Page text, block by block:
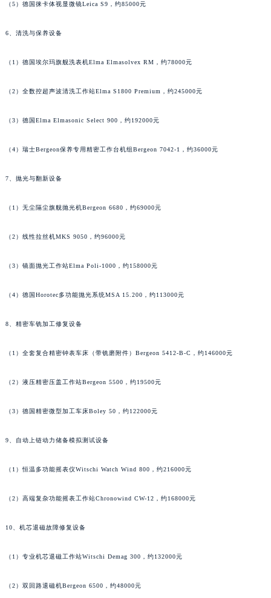
（5）德国徕卡体视显微镜Leica S9，约85000元
6、清洗与保养设备
（1）德国埃尔玛旗舰洗表机Elma Elmasolvex RM，约78000元
（2）全数控超声波清洗工作站Elma S1800 Premium，约245000元
（3）德国Elma Elmasonic Select 900，约192000元
（4）瑞士Bergeon保养专用精密工作台机组Bergeon 7042-1，约36000元
7、抛光与翻新设备
（1）无尘隔尘旗舰抛光机Bergeon 6680，约69000元
（2）线性拉丝机MKS 9050，约96000元
（3）镜面抛光工作站Elma Poli-1000，约158000元
（4）德国Horotec多功能抛光系统MSA 15.200，约113000元
8、精密车铣加工修复设备
（1）全套复合精密钟表车床（带铣磨附件）Bergeon 5412-B-C，约146000元
（2）液压精密压盖工作站Bergeon 5500，约19500元
（3）德国精密微型加工车床Boley 50，约122000元
9、自动上链动力储备模拟测试设备
（1）恒温多功能摇表仪Witschi Watch Wind 800，约216000元
（2）高端复杂功能摇表工作站Chronowind CW-12，约168000元
10、机芯退磁故障修复设备
（1）专业机芯退磁工作站Witschi Demag 300，约132000元
（2）双回路退磁机Bergeon 6500，约48000元